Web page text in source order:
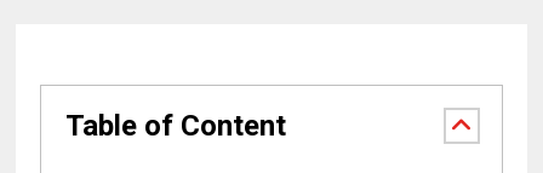
Table of Content